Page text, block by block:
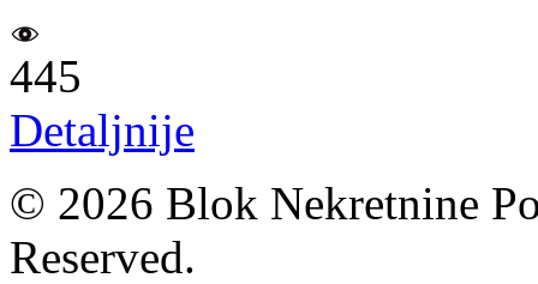
445
Detaljnije
© 2026 Blok Nekretnine
Reserved.